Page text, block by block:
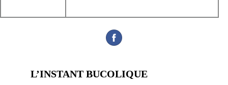
L’INSTANT BUCOLIQUE